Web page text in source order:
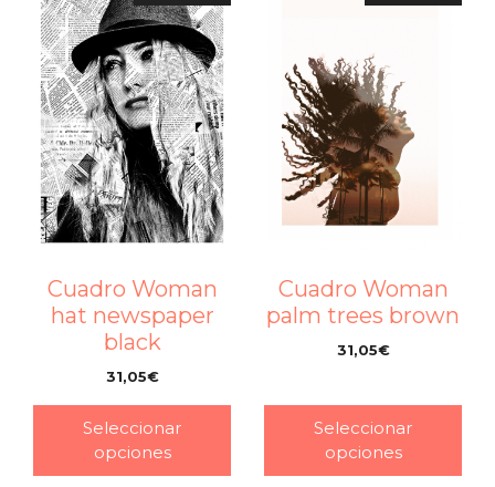
Cuadro Woman
hat newspaper
black
31,05€
Seleccionar
opciones
Cuadro Woman
palm trees brown
31,05€
Seleccionar
opciones